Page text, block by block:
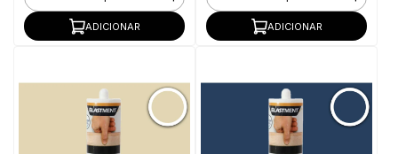
ADICIONAR ADICIONAR